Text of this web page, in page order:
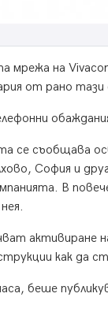
мрежа на
от рано тази
се съобщава
София и
В
активиране
как да
беше